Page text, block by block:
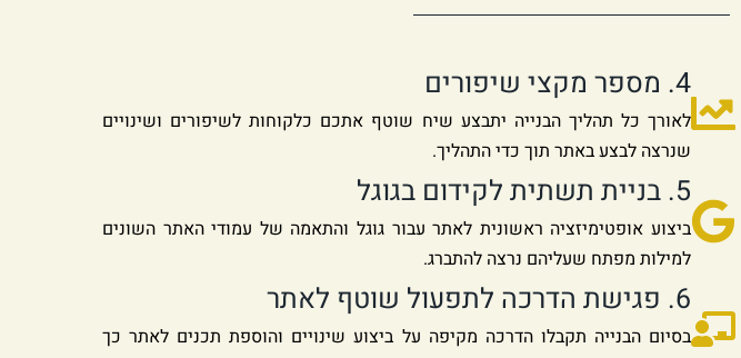
4. מספר מקצי שיפורים
לאורך כל תהליך הבנייה יתבצע שיח שוטף אתכם כלקוחות לשיפורים ושינויים
שנרצה לבצע באתר תוך כדי התהליך.
5. בניית תשתית לקידום בגוגל
ביצוע אופטימיזציה ראשונית לאתר עבור גוגל והתאמה של עמודי האתר השונים
למילות מפתח שעליהם נרצה להתברג.
6. פגישת הדרכה לתפעול שוטף לאתר
בסיום הבנייה תקבלו הדרכה מקיפה על ביצוע שינויים והוספת תכנים לאתר כך